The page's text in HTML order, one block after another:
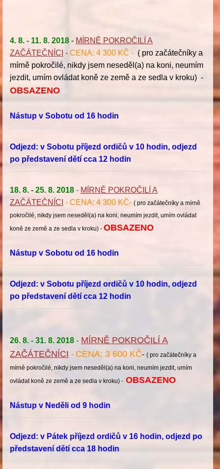
4. 8. - 11. 8. 2018 - MÍRNĚ POKROČILÍ A
ZAČÁTEČNÍCI - CENA: 4 300 KČ - ( pro začátečníky a
mírně pokročilé, nikdy jsem neseděl(a) na koni, neumím
jezdit, umím ovládat koně ze země a ze sedla v kroku) -
OBSAZENO
Nástup v Sobotu od 16 hodin
Odjezd: v Sobotu příjezd ordičů v 10 hodin, odjezd
po představení dětí cca 12 hodin
18. 8. - 25. 8. 2018 - MÍRNĚ POKROČILÍ A
ZAČÁTEČNÍCI - CENA: 4 300 KČ- ( pro začátečníky a mírně
pokročilé, nikdy jsem neseděl(a) na koni, neumím jezdit, umím ovládat
koně ze země a ze sedla v kroku) - OBSAZENO
Nástup v Sobotu od 16 hodin
Odjezd: v Sobotu příjezd ordičů v 10 hodin, odjezd
po představení dětí cca 12 hodin
26. 8. - 31. 8. 2018 - MÍRNĚ POKROČILÍ A
ZAČÁTEČNÍCI - CENA: 3 600 KČ- ( pro začátečníky a
mírně pokročilé, nikdy jsem neseděl(a) na koni, neumím jezdit, umím
ovládat koně ze země a ze sedla v kroku) - OBSAZENO
Nástup v Neděli od 9 hodin
Odjezd: v Pátek příjezd ordičů v 16 hodin, odjezd po
představení dětí cca 18 hodin